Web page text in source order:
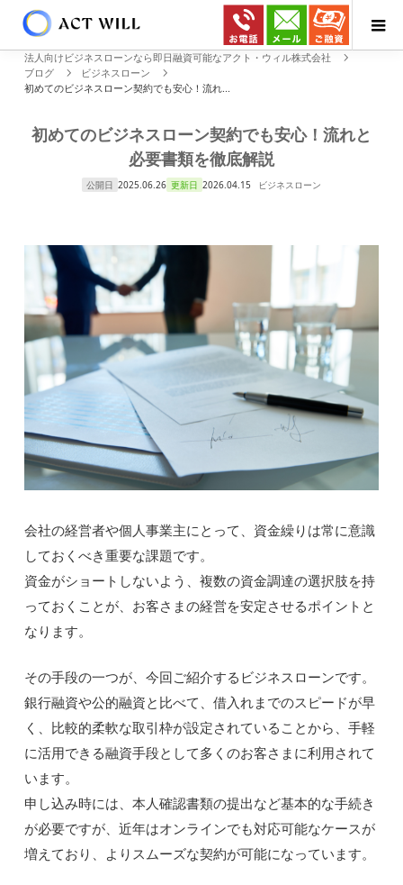
法人向けビジネスローンなら即日融資可能なアクト・ウィル株式会社
ブログ
ビジネスローン
初めてのビジネスローン契約でも安心！流れ...
初めてのビジネスローン契約でも安心！流れと
必要書類を徹底解説
公開日 2025.06.26 更新日 2026.04.15 ビジネスローン
会社の経営者や個人事業主にとって、資金繰りは常に意識
しておくべき重要な課題です。
資金がショートしないよう、複数の資金調達の選択肢を持
っておくことが、お客さまの経営を安定させるポイントと
なります。
その手段の一つが、今回ご紹介するビジネスローンです。
銀行融資や公的融資と比べて、借入れまでのスピードが早
く、比較的柔軟な取引枠が設定されていることから、手軽
に活用できる融資手段として多くのお客さまに利用されて
います。
申し込み時には、本人確認書類の提出など基本的な手続き
が必要ですが、近年はオンラインでも対応可能なケースが
増えており、よりスムーズな契約が可能になっています。